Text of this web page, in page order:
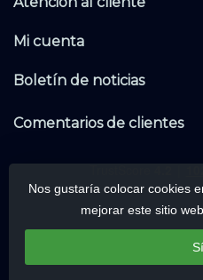
Mi cuenta
Boletín de noticias
Comentarios de clientes
Nos gustaría colocar cookies
mejorar este sitio
Sí